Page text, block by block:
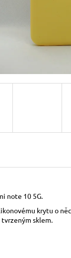
note 10 5G.
krytu o
sklem.